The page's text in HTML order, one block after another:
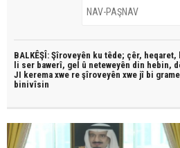
BALKÊŞÎ: Şîroveyên ku têde; çêr,
li ser bawerî, gel û neteweyên din hebin,
JI kerema xwe re şîroveyên xwe jî bi
binivîsin